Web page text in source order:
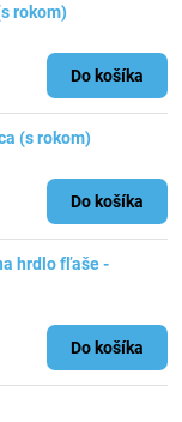
rokom)
Do košíka
(s rokom)
Do košíka
hrdlo fľaše -
Do košíka